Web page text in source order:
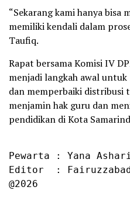
“Sekarang kami hanya bisa
memiliki kendali dalam
Taufiq.
Rapat bersama Komisi IV
menjadi langkah awal
dan memperbaiki distribusi
menjamin hak guru dan
pendidikan di Kota
Pewarta : Yana
Editor  :
@2026